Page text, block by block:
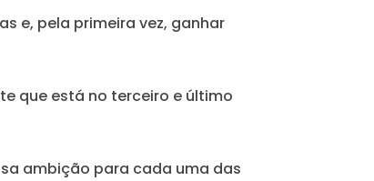
e, pela primeira vez, ganhar
que está no terceiro e último
ambição para cada uma das